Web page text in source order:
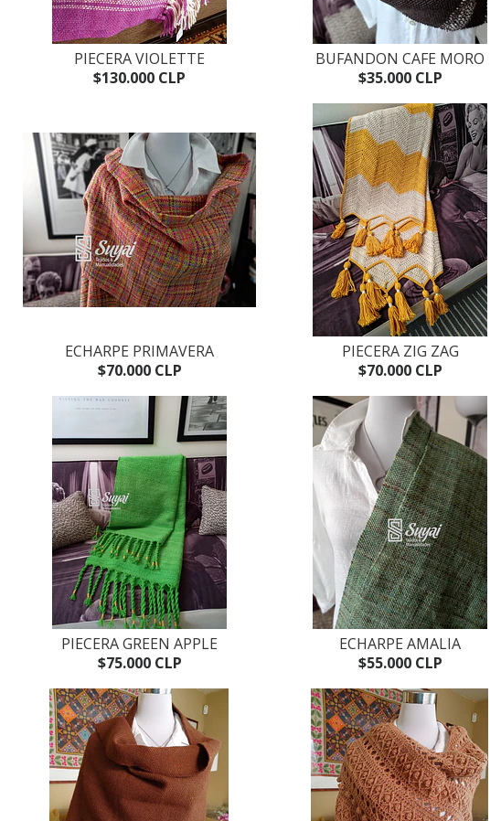
PIECERA VIOLETTE
$130.000 CLP
BUFANDON CAFE MORO
$35.000 CLP
ECHARPE PRIMAVERA
$70.000 CLP
PIECERA ZIG ZAG
$70.000 CLP
PIECERA GREEN APPLE
$75.000 CLP
ECHARPE AMALIA
$55.000 CLP